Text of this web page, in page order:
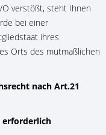
verstößt, steht Ihnen
bei einer
ihres
Orts des mutmaßlichen
nach Art.21
erforderlich